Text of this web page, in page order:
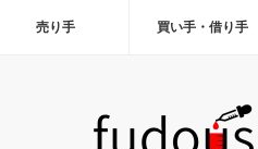
売り手 買い手・借り手